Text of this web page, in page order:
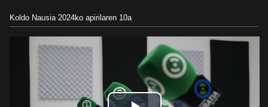
Koldo Nausia 2024ko apirilaren 10a